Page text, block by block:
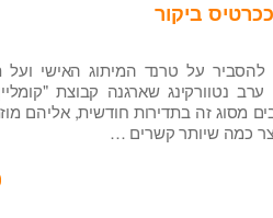
ביקור
להסביר על טרנד המיתוג האישי ועל
נטוורקינג שארגנה קבוצת
מסוג זה בתדירות חודשית, אליהם
כמה שיותר קשרים …